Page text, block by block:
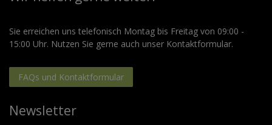
Sie erreichen uns telefonisch Montag bis Freitag von 09:00 -
15:00 Uhr. Nutzen Sie gerne auch unser Kontaktformular.
FAQs und Kontaktformular
Newsletter